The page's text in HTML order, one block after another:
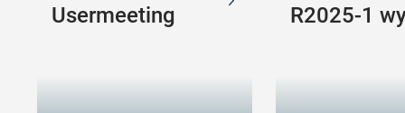
Usermeeting
R2025-1